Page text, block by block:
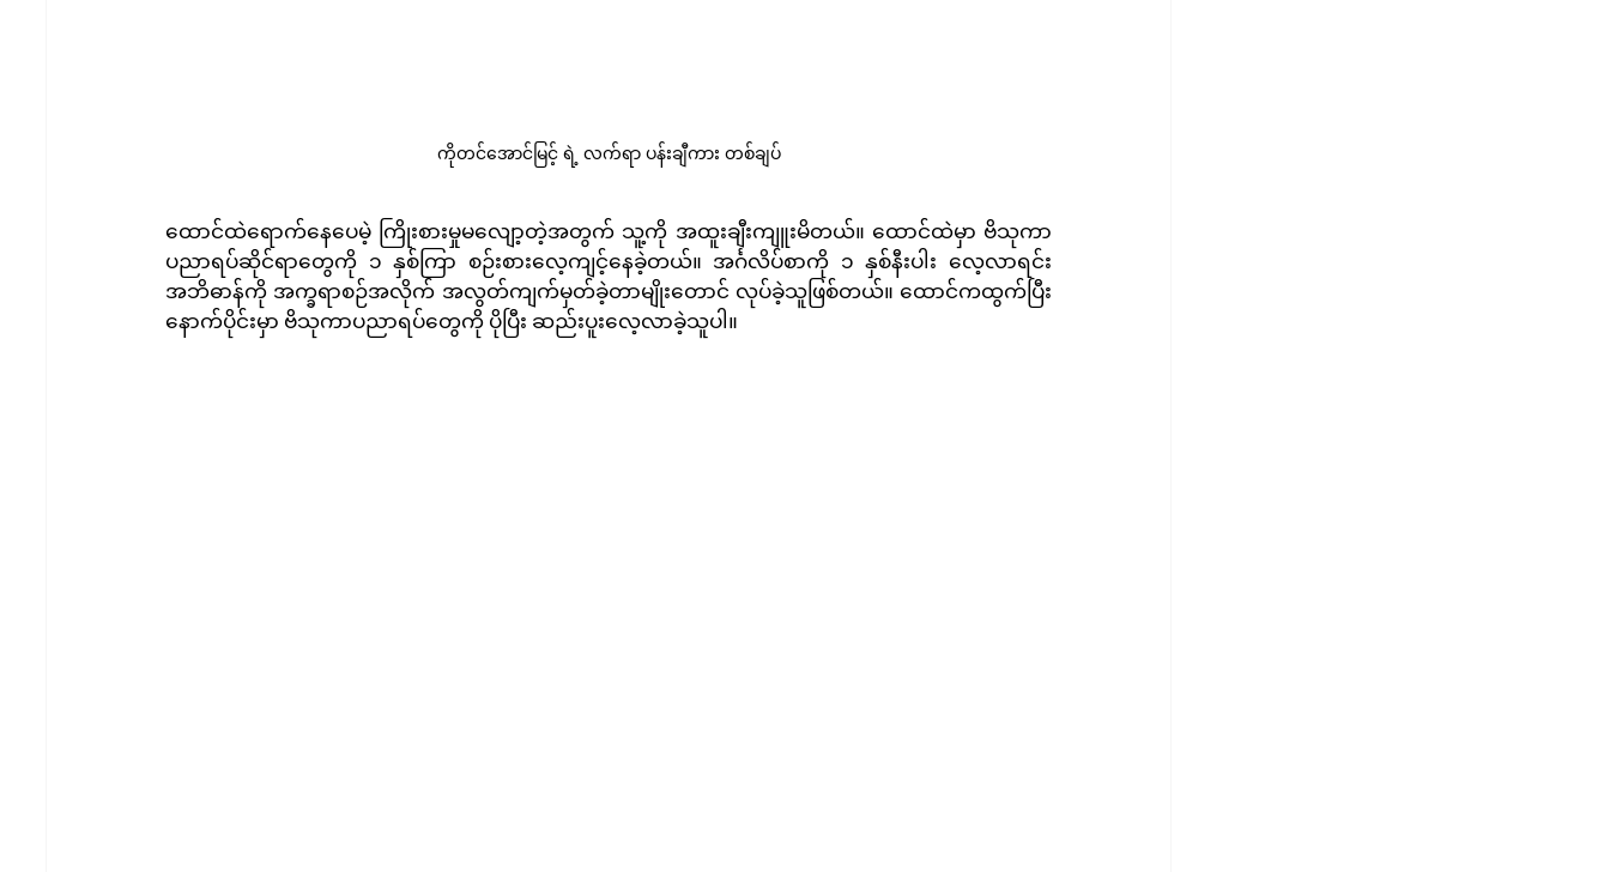
ကိုတင်အောင်မြင့် ရဲ့ လက်ရာ ပန်းချီကား တစ်ချပ်
ထောင်ထဲရောက်နေပေမဲ့ ကြိုးစားမှုမလျော့တဲ့အတွက် သူ့ကို အထူးချီးကျူးမိတယ်။ ထောင်ထဲမှာ ဗိသုကာ
ပညာရပ်ဆိုင်ရာတွေကို ၁ နှစ်ကြာ စဉ်းစားလေ့ကျင့်နေခဲ့တယ်။ အင်္ဂလိပ်စာကို ၁ နှစ်နီးပါး လေ့လာရင်း
အဘိဓာန်ကို အက္ခရာစဉ်အလိုက် အလွတ်ကျက်မှတ်ခဲ့တာမျိုးတောင် လုပ်ခဲ့သူဖြစ်တယ်။ ထောင်ကထွက်ပြီး
နောက်ပိုင်းမှာ ဗိသုကာပညာရပ်တွေကို ပိုပြီး ဆည်းပူးလေ့လာခဲ့သူပါ။